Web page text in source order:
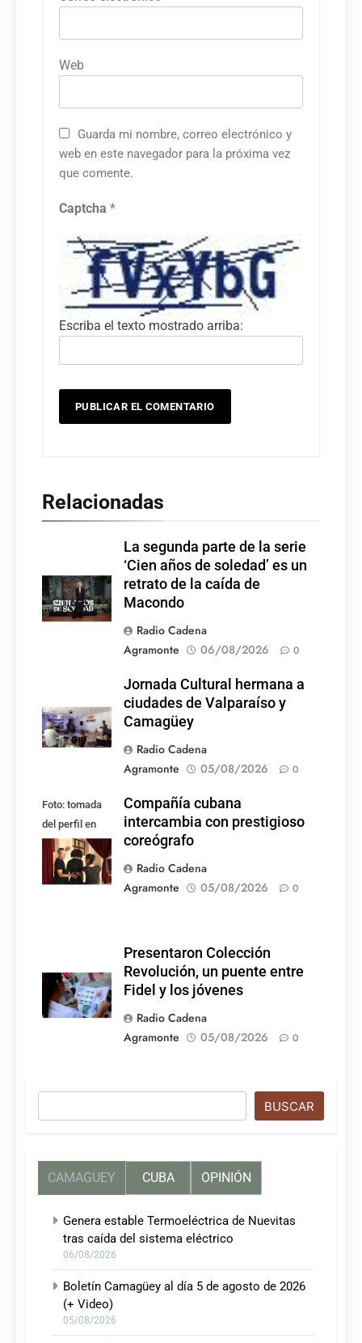
Web
Guarda mi nombre, correo electrónico y
web en este navegador para la próxima vez
que comente.
Captcha *
Escriba el texto mostrado arriba:
Relacionadas
La segunda parte de la serie
‘Cien años de soledad’ es un
retrato de la caída de
Macondo
Radio Cadena
Agramonte
06/08/2026 0
Jornada Cultural hermana a
ciudades de Valparaíso y
Camagüey
Radio Cadena
Agramonte
05/08/2026 0
Foto: tomada
del perfil en
Facebook de la
compañía
Compañía cubana
intercambia con prestigioso
coreógrafo
Radio Cadena
Agramonte
05/08/2026 0
Presentaron Colección
Revolución, un puente entre
Fidel y los jóvenes
Radio Cadena
Agramonte
05/08/2026 0
BUSCAR
CAMAGUEY CUBA OPINIÓN
Genera estable Termoeléctrica de Nuevitas
tras caída del sistema eléctrico
06/08/2026
Boletín Camagüey al día 5 de agosto de 2026
(+ Video)
05/08/2026